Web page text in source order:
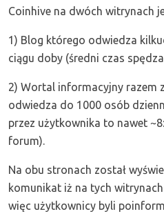
Coinhive na dwóch witrynach
1) Blog którego odwiedza
ciągu doby (średni czas
2) Wortal informacyjny razem
odwiedza do 1000 osób
przez użytkownika to nawet
forum).
Na obu stronach został
komunikat iż na tych
więc użytkownicy byli